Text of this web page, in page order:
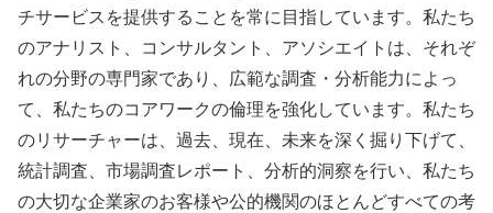
チサービスを提供することを常に目指しています。私たち
のアナリスト、コンサルタント、アソシエイトは、それぞ
れの分野の専門家であり、広範な調査・分析能力によっ
て、私たちのコアワークの倫理を強化しています。私たち
のリサーチャーは、過去、現在、未来を深く掘り下げて、
統計調査、市場調査レポート、分析的洞察を行い、私たち
の大切な企業家のお客様や公的機関のほとんどすべての考